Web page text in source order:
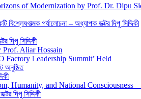
of Modernization by Prof. Dr. Dipu
পর্যালোচনা – অধ্যাপক ডক্টর দিপু সিদ্দিকী
দিপু সিদ্দিকী
Prof. Aliar Hossain
Factory Leadership Summit’ Held
অনুষ্ঠিত
Humanity, and National Consciousness
দিপু সিদ্দিকী